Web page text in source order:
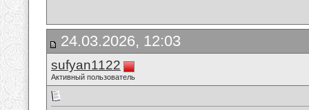
24.03.2026, 12:03
sufyan1122
Активный пользователь